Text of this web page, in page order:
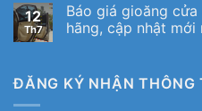
12
Th7
Báo giá gioăng
hãng, cập nhật mới
ĐĂNG KÝ NHẬN THÔNG